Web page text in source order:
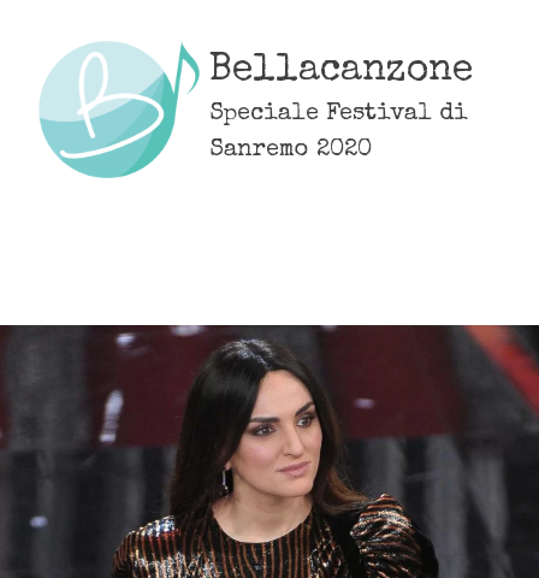
content
Bellacanzone
Speciale Festival di
Sanremo 2020